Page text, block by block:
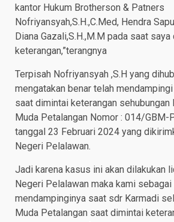
kantor Hukum Brotherson & Patners
Nofriyansyah,S.H.,C.Med, Hendra
Diana Gazali,S.H.,M.M pada saat
keterangan,”terangnya
Terpisah Nofriyansyah ,S.H yang
mengatakan benar telah
saat dimintai keterangan sehubungan
Muda Petalangan Nomor : 014/
tanggal 23 Februari 2024 yang
Negeri Pelalawan.
Jadi karena kasus ini akan dilakukan
Negeri Pelalawan maka kami sebagai
mendampinginya saat sdr Karmadi
Muda Petalangan saat dimintai